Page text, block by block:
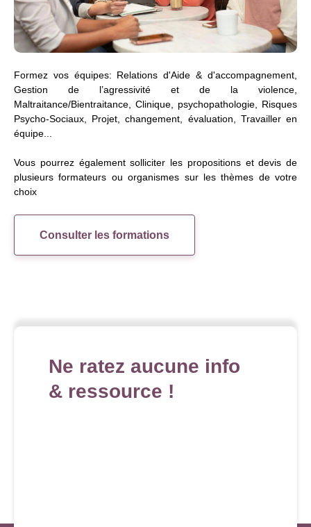
Formez vos équipes: Relations d'Aide & d'accompagnement,
Gestion de l’agressivité et de la violence,
Maltraitance/Bientraitance, Clinique, psychopathologie, Risques
Psycho-Sociaux, Projet, changement, évaluation, Travailler en
équipe...
Vous pourrez également solliciter les propositions et devis de
plusieurs formateurs ou organismes sur les thèmes de votre
choix
Consulter les formations
Ne ratez aucune info
& ressource !